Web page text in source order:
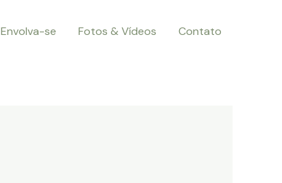
Envolva-se Fotos & Vídeos Contato